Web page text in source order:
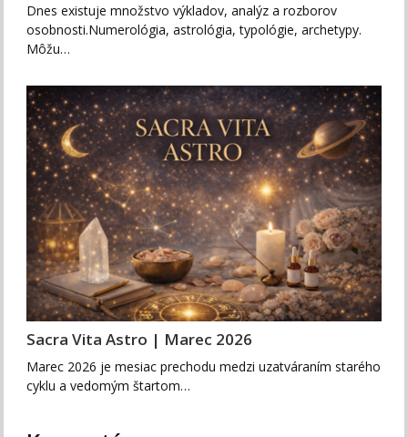
Dnes existuje množstvo výkladov, analýz a rozborov
osobnosti.Numerológia, astrológia, typológie, archetypy.
Môžu…
Sacra Vita Astro | Marec 2026
Marec 2026 je mesiac prechodu medzi uzatváraním starého
cyklu a vedomým štartom…